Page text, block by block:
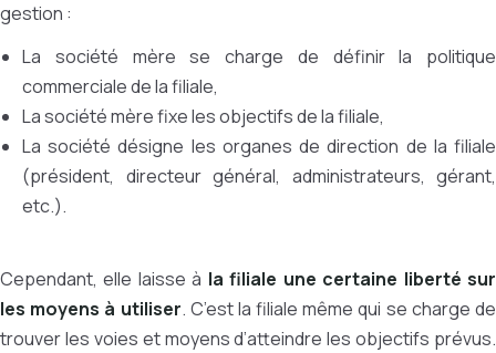
gestion :
La société mère se charge de définir la politique
commerciale de la filiale,
La société mère fixe les objectifs de la filiale,
La société désigne les organes de direction de la filiale
(président, directeur général, administrateurs, gérant,
etc.).
Cependant, elle laisse à la filiale une certaine liberté sur
les moyens à utiliser. C’est la filiale même qui se charge de
trouver les voies et moyens d’atteindre les objectifs prévus.